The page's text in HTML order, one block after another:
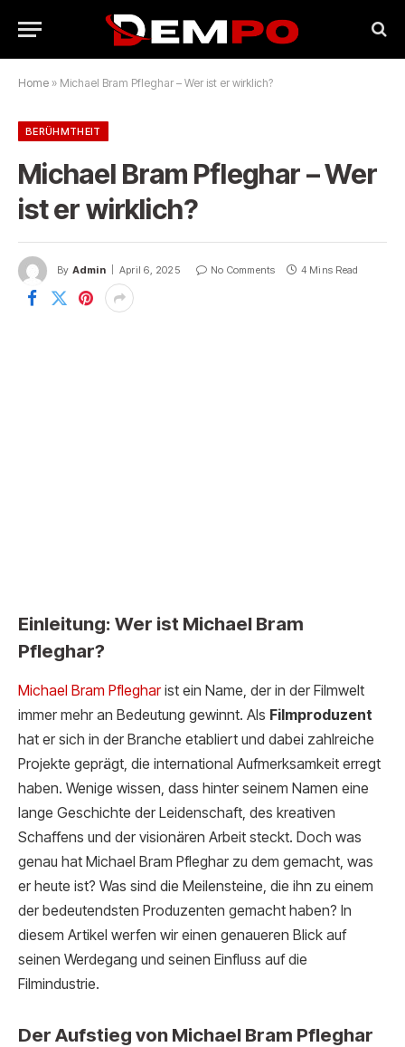
Home » Michael Bram Pfleghar – Wer ist er wirklich?
BERÜHMTHEIT
Michael Bram Pfleghar – Wer
ist er wirklich?
By Admin April 6, 2025 No Comments 4 Mins Read
Einleitung: Wer ist Michael Bram
Pfleghar?
Michael Bram Pfleghar ist ein Name, der in der Filmwelt
immer mehr an Bedeutung gewinnt. Als Filmproduzent
hat er sich in der Branche etabliert und dabei zahlreiche
Projekte geprägt, die international Aufmerksamkeit erregt
haben. Wenige wissen, dass hinter seinem Namen eine
lange Geschichte der Leidenschaft, des kreativen
Schaffens und der visionären Arbeit steckt. Doch was
genau hat Michael Bram Pfleghar zu dem gemacht, was
er heute ist? Was sind die Meilensteine, die ihn zu einem
der bedeutendsten Produzenten gemacht haben? In
diesem Artikel werfen wir einen genaueren Blick auf
seinen Werdegang und seinen Einfluss auf die
Filmindustrie.
Der Aufstieg von Michael Bram Pfleghar